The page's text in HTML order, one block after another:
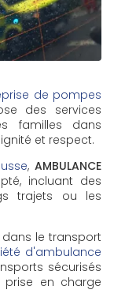
de pompes
des services
familles dans
et respect.
, AMBULANCE
incluant des
trajets ou les
le transport
d'ambulance
sécurisés
en charge